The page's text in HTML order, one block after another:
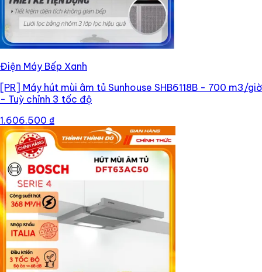
Điện Máy Bếp Xanh
[PR] Máy hút mùi âm tủ Sunhouse SHB6118B - 700 m3/giờ
- Tuỳ chỉnh 3 tốc độ
1.606.500 ₫